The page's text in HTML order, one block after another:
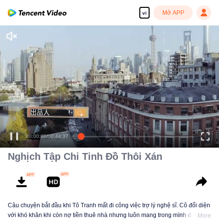
vi Mở APP
00:00:00/00:44:37
Nghịch Tập Chi Tinh Đồ Thôi Xán
Câu chuyện bắt đầu khi Tô Tranh mất đi công việc trợ lý nghệ sĩ. Cô đối diện
với khó khăn khi còn nợ tiền thuê nhà nhưng luôn mang trong mình đam mê
More